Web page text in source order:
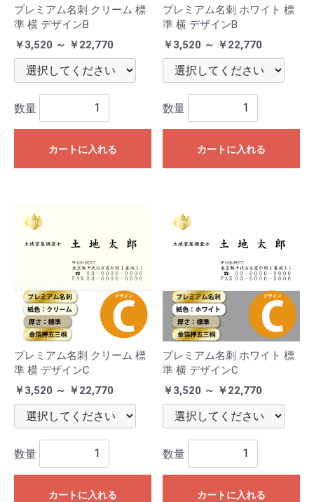
プレミアム名刺 クリーム 標
準 横 デザインB
￥3,520 ～ ￥22,770
数量
カートに入れる
プレミアム名刺 ホワイト 標
準 横 デザインB
￥3,520 ～ ￥22,770
数量
カートに入れる
プレミアム名刺 クリーム 標
準 横 デザインC
￥3,520 ～ ￥22,770
数量
カートに入れる
プレミアム名刺 ホワイト 標
準 横 デザインC
￥3,520 ～ ￥22,770
数量
カートに入れる